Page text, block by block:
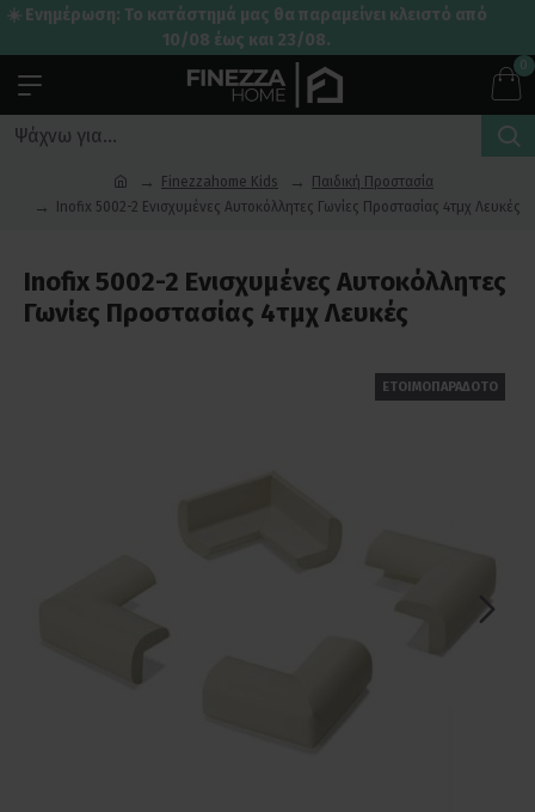
☀️ Ενημέρωση: Το κατάστημά μας θα παραμείνει κλειστό από
10/08 έως και 23/08.
0
Finezzahome Kids
Παιδική Προστασία
Inofix 5002-2 Ενισχυμένες Αυτοκόλλητες Γωνίες Προστασίας 4τμχ Λευκές
Inofix 5002-2 Ενισχυμένες Αυτοκόλλητες
Γωνίες Προστασίας 4τμχ Λευκές
ΕΤΟΙΜΟΠΑΡΑΔΟΤΟ